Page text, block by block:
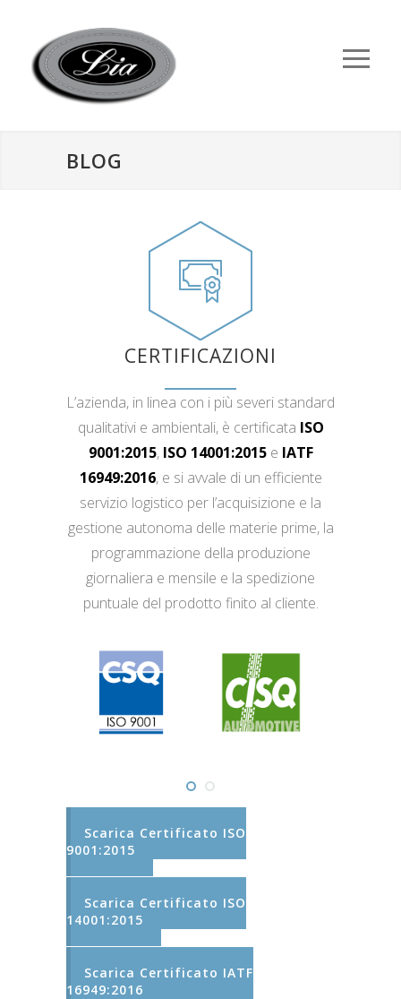
BLOG
CERTIFICAZIONI
L’azienda, in linea con i più severi standard
qualitativi e ambientali, è certificata ISO
9001:2015, ISO 14001:2015e IATF
16949:2016, e si avvale di un efficiente
servizio logistico per l’acquisizione e la
gestione autonoma delle materie prime, la
programmazione della produzione
giornaliera e mensile e la spedizione
puntuale del prodotto finito al cliente.
Scarica Certificato ISO
9001:2015
Scarica Certificato ISO
14001:2015
Scarica Certificato IATF
16949:2016